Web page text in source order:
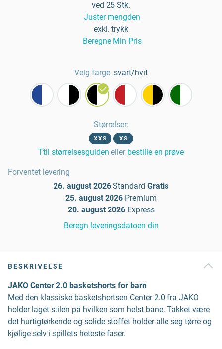
ved 25 Stk.
Juster mengden
exkl. trykk
Beregne Min Pris
Velg farge: svart/hvit
Størrelser:
XXS XS
Ttil størrelsesguiden eller bestille en prøve
Forventet levering
26. august 2026 Standard Gratis
25. august 2026 Premium
20. august 2026 Express
Beregn leveringsdatoen din
BESKRIVELSE
JAKO Center 2.0 basketshorts for barn
Med den klassiske basketshortsen Center 2.0 fra JAKO
holder laget stilen på hvilken som helst bane. Takket være
det hurtigtørkende og solide stoffet holder alle seg tørre og
kjølige selv i spillets heteste faser.